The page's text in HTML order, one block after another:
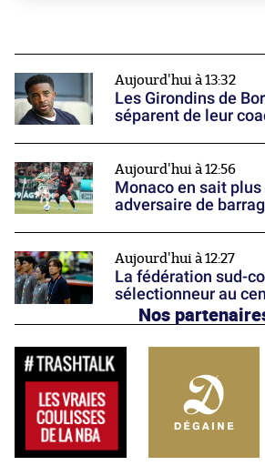
Aujourd'hui à 13:32
Les Girondins de
séparent de leur
Aujourd'hui à 12:56
Monaco en sait
adversaire de
Aujourd'hui à 12:27
La fédération sud-
sélectionneur au
Nos